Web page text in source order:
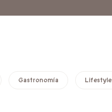
Gastronomía Lifestyle